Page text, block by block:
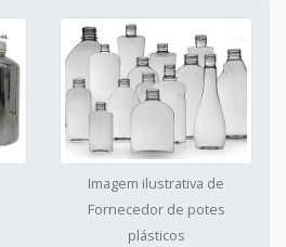
Imagem ilustrativa de
Fornecedor de potes
plásticos